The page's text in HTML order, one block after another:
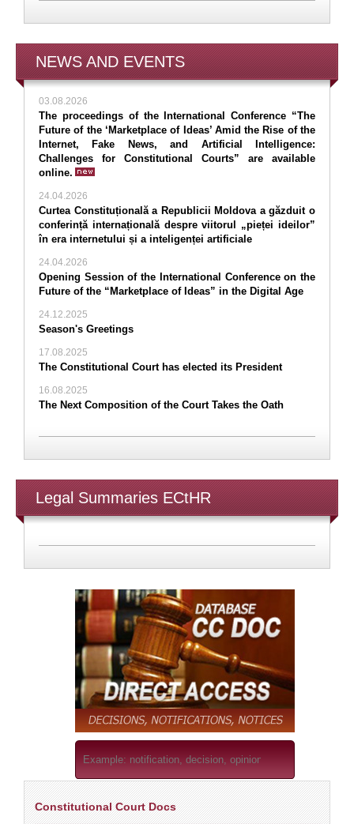
NEWS AND EVENTS
03.08.2026
The proceedings of the International Conference “The
Future of the ‘Marketplace of Ideas’ Amid the Rise of the
Internet, Fake News, and Artificial Intelligence:
Challenges for Constitutional Courts” are available
online.
24.04.2026
Curtea Constituțională a Republicii Moldova a găzduit o
conferință internațională despre viitorul „pieței ideilor”
în era internetului și a inteligenței artificiale
24.04.2026
Opening Session of the International Conference on the
Future of the “Marketplace of Ideas” in the Digital Age
24.12.2025
Season's Greetings
17.08.2025
The Constitutional Court has elected its President
16.08.2025
The Next Composition of the Court Takes the Oath
Legal Summaries ECtHR
Constitutional Court Docs